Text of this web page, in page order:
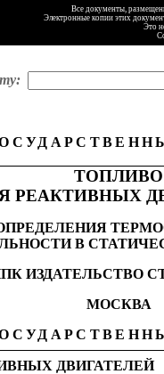
Все документы,
Электронные копии этих
Это
ТОПЛИВО
РЕАКТИВНЫХ
В
ИЗДАТЕЛЬСТВО
МОСКВА
ДВИГАТЕЛЕЙ